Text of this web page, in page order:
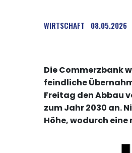
WIRTSCHAFT 08.05.2026
Die Commerzbank
feindliche
Freitag den Abbau
zum Jahr 2030 an.
Höhe, wodurch